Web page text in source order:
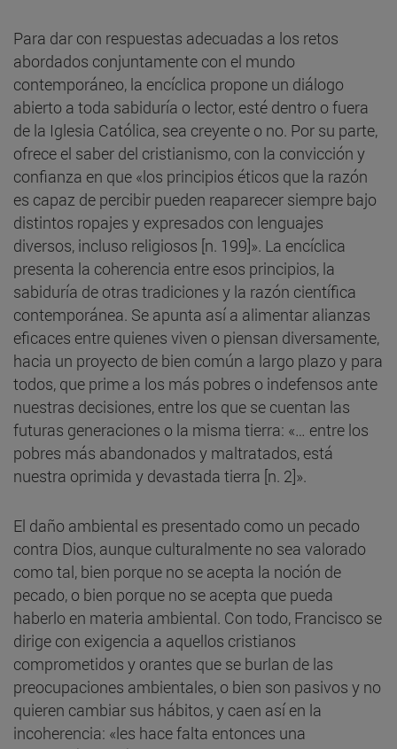
Para dar con respuestas adecuadas a los retos
abordados conjuntamente con el mundo
contemporáneo, la encíclica propone un diálogo
abierto a toda sabiduría o lector, esté dentro o fuera
de la Iglesia Católica, sea creyente o no. Por su parte,
ofrece el saber del cristianismo, con la convicción y
confianza en que «los principios éticos que la razón
es capaz de percibir pueden reaparecer siempre bajo
distintos ropajes y expresados con lenguajes
diversos, incluso religiosos [n. 199]». La encíclica
presenta la coherencia entre esos principios, la
sabiduría de otras tradiciones y la razón científica
contemporánea. Se apunta así a alimentar alianzas
eficaces entre quienes viven o piensan diversamente,
hacia un proyecto de bien común a largo plazo y para
todos, que prime a los más pobres o indefensos ante
nuestras decisiones, entre los que se cuentan las
futuras generaciones o la misma tierra: «… entre los
pobres más abandonados y maltratados, está
nuestra oprimida y devastada tierra [n. 2]».
El daño ambiental es presentado como un pecado
contra Dios, aunque culturalmente no sea valorado
como tal, bien porque no se acepta la noción de
pecado, o bien porque no se acepta que pueda
haberlo en materia ambiental. Con todo, Francisco se
dirige con exigencia a aquellos cristianos
comprometidos y orantes que se burlan de las
preocupaciones ambientales, o bien son pasivos y no
quieren cambiar sus hábitos, y caen así en la
incoherencia: «les hace falta entonces una